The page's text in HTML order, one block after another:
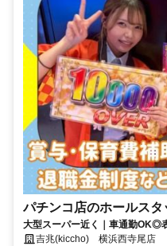
パチンコ店のホールスタ
大型スーパー近く｜車通勤OK◎
ォロー体制ばっちりで安心！
吉兆(kiccho) 横浜西寺尾店